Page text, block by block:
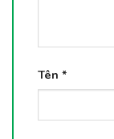
Tên *